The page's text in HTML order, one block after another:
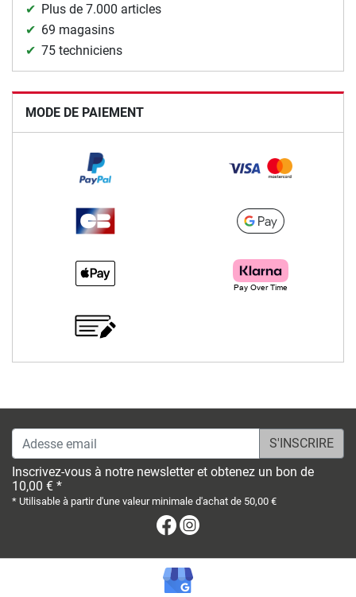
Plus de 7.000 articles
69 magasins
75 techniciens
MODE DE PAIEMENT
Adesse email
Inscrivez-vous à notre newsletter et obtenez un bon de
10,00 € *
* Utilisable à partir d'une valeur minimale d'achat de 50,00 €
Facebook